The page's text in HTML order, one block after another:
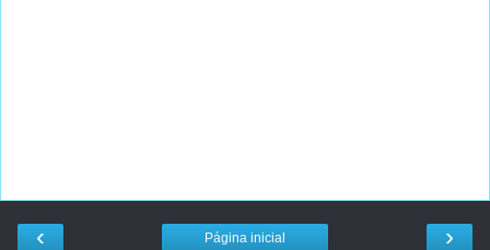
‹ ›
Página inicial